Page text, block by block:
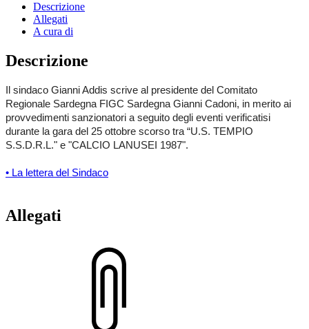
Descrizione
Allegati
A cura di
Descrizione
Il sindaco Gianni Addis scrive al presidente del Comitato
Regionale Sardegna FIGC Sardegna Gianni Cadoni, in merito ai
provvedimenti sanzionatori a seguito degli eventi verificatisi
durante la gara del 25 ottobre scorso tra “U.S. TEMPIO
S.S.D.R.L." e "CALCIO LANUSEI 1987".
• La lettera del Sindaco
Allegati